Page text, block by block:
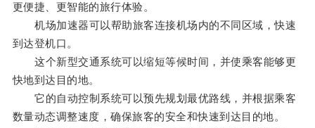
更便捷、更智能的旅行体验。
机场加速器可以帮助旅客连接机场内的不同区域，快速
到达登机口。
这个新型交通系统可以缩短等候时间，并使乘客能够更
快地到达目的地。
它的自动控制系统可以预先规划最优路线，并根据乘客
数量动态调整速度，确保旅客的安全和快速到达目的地。